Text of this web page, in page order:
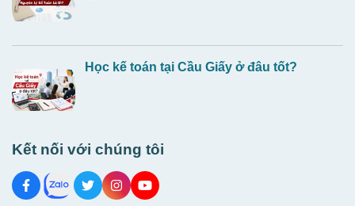
Học kế toán tại Cầu Giấy ở đâu tốt?
Kết nối với chúng tôi